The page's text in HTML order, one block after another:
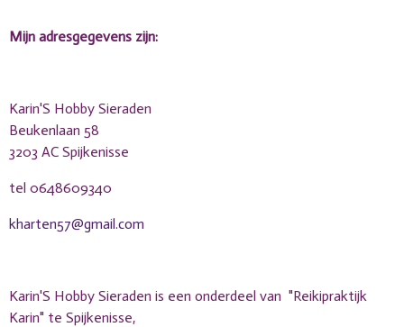
Mijn adresgegevens zijn:
Karin'S Hobby Sieraden
Beukenlaan 58
3203 AC Spijkenisse
tel 0648609340
kharten57@gmail.com
Karin'S Hobby Sieraden is een onderdeel van "Reikipraktijk
Karin" te Spijkenisse,